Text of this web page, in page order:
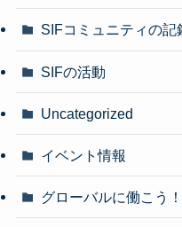
SIFコミュニティの記
SIFの活動
Uncategorized
イベント情報
グローバルに働こう！